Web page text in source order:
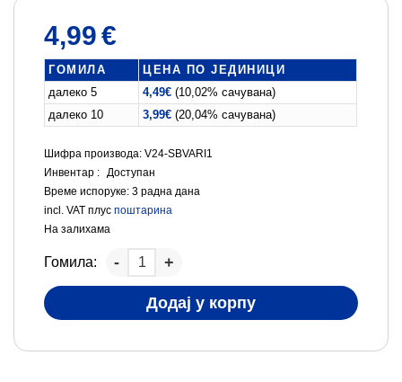
4,99€
ГОМИЛА
ЦЕНА ПО ЈЕДИНИЦИ
далеко 5
4,49€ (10,02% сачувана)
далеко 10
3,99€ (20,04% сачувана)
Шифра производа: V24-SBVARI1
Инвентар :
Доступан
Време испоруке:3 радна дана
incl. VAT плуспоштарина
На залихама
Гомила:
Додај у корпу